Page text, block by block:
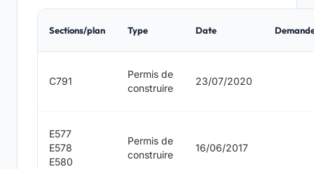
Sections/plan Type Date
C791
Permis de
construire
23/07/2020
E577
E578
E580
Permis de
construire
16/06/2017